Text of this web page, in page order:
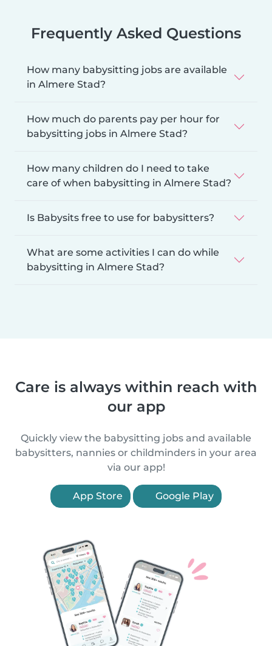
Frequently Asked Questions
How many babysitting jobs are available
in Almere Stad?
How much do parents pay per hour for
babysitting jobs in Almere Stad?
How many children do I need to take
care of when babysitting in Almere Stad?
Is Babysits free to use for babysitters?
What are some activities I can do while
babysitting in Almere Stad?
Care is always within reach with
our app
Quickly view the babysitting jobs and available
babysitters, nannies or childminders in your area
via our app!
App Store Google Play